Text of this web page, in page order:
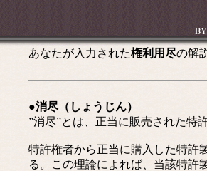
あなたが入力された権利用尽の解
●消尽（しょうじん）
”消尽”とは、正当に販売された特
特許権者から正当に購入した特許
る。この理論によれば、当該特許